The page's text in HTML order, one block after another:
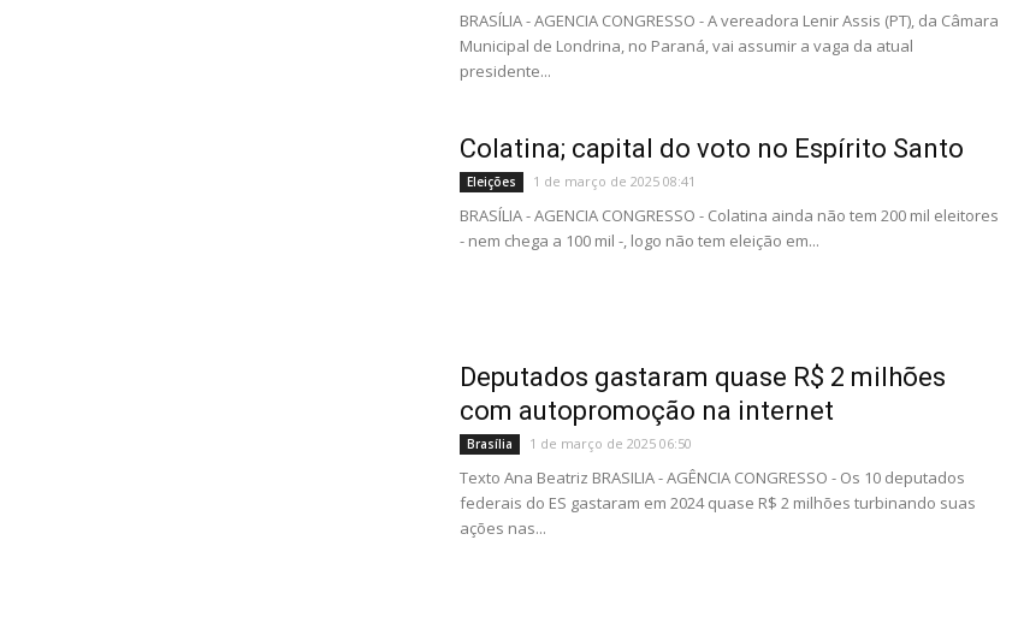
BRASÍLIA - AGENCIA CONGRESSO - A vereadora Lenir Assis (PT), da Câmara
Municipal de Londrina, no Paraná, vai assumir a vaga da atual
presidente...
Colatina; capital do voto no Espírito Santo
Eleições 1 de março de 2025 08:41
BRASÍLIA - AGENCIA CONGRESSO - Colatina ainda não tem 200 mil eleitores
- nem chega a 100 mil -, logo não tem eleição em...
Deputados gastaram quase R$ 2 milhões
com autopromoção na internet
Brasília 1 de março de 2025 06:50
Texto Ana Beatriz BRASILIA - AGÊNCIA CONGRESSO - Os 10 deputados
federais do ES gastaram em 2024 quase R$ 2 milhões turbinando suas
ações nas...